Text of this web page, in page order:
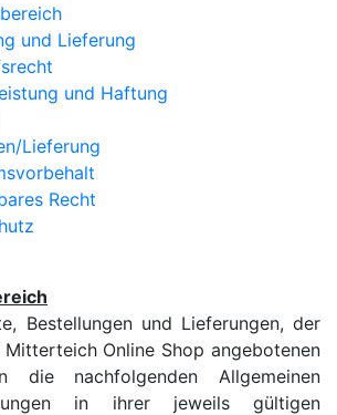
und Lieferung
und Haftung
Lieferung
Recht
Bestellungen und Lieferungen, der
Online Shop angebotenen
die nachfolgenden Allgemeinen
in ihrer jeweils gültigen